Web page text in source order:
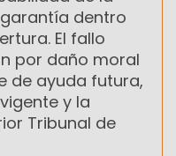
dentro
El fallo
por daño moral
de ayuda futura,
y la
Tribunal de